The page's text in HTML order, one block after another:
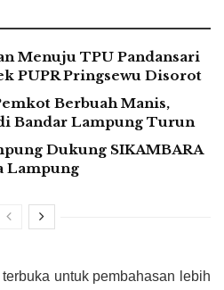
Menuju TPU Pandansari
PUPR Pringsewu Disorot
Berbuah Manis,
Bandar Lampung Turun
Dukung SIKAMBARA
Lampung
untuk pembahasan lebih